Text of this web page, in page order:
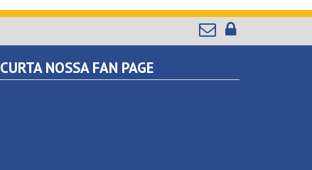
CURTA NOSSA FAN PAGE